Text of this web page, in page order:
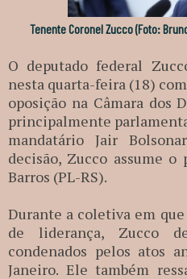
Tenente Coronel Zucco (Foto:
O deputado federal
nesta quarta-feira (18)
oposição na Câmara dos
principalmente
mandatário Jair
decisão, Zucco assume
Barros (PL-RS).
Durante a coletiva em
de liderança, Zucco
condenados pelos atos
Janeiro. Ele também